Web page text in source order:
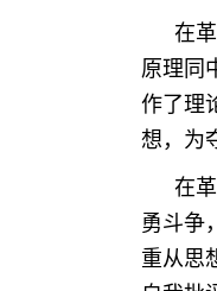
在
原理同
作了理
想，为
在
勇斗争
重从思